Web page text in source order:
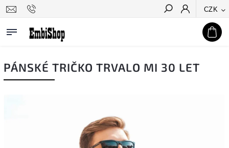
CZK
Hledat
PÁNSKÉ TRIČKO TRVALO MI 30 LET